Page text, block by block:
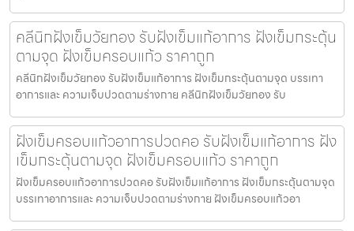
คลีนิกฝังเข็มวัยทอง รับฝังเข็มแก้อาการ ฝังเข็มกระตุ้น
ตามจุด ฝังเข็มครอบแก้ว ราคาถูก
คลีนิกฝังเข็มวัยทอง รับฝังเข็มแก้อาการ ฝังเข็มกระตุ้นตามจุด บรรเทา
อาการและ ความเจ็บปวดตามร่างกาย คลีนิกฝังเข็มวัยทอง รับ
ฝังเข็มครอบแก้วอาการปวดคอ รับฝังเข็มแก้อาการ ฝัง
เข็มกระตุ้นตามจุด ฝังเข็มครอบแก้ว ราคาถูก
ฝังเข็มครอบแก้วอาการปวดคอ รับฝังเข็มแก้อาการ ฝังเข็มกระตุ้นตามจุด
บรรเทาอาการและ ความเจ็บปวดตามร่างกาย ฝังเข็มครอบแก้วอา